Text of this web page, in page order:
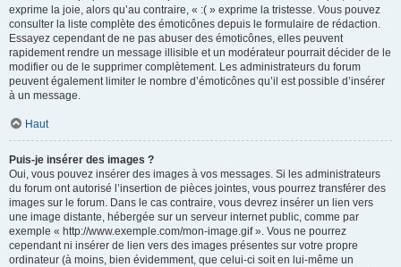
exprime la joie, alors qu’au contraire, « :( » exprime la tristesse. Vous pouvez
consulter la liste complète des émoticônes depuis le formulaire de rédaction.
Essayez cependant de ne pas abuser des émoticônes, elles peuvent
rapidement rendre un message illisible et un modérateur pourrait décider de le
modifier ou de le supprimer complètement. Les administrateurs du forum
peuvent également limiter le nombre d’émoticônes qu’il est possible d’insérer
à un message.
Haut
Puis-je insérer des images ?
Oui, vous pouvez insérer des images à vos messages. Si les administrateurs
du forum ont autorisé l’insertion de pièces jointes, vous pourrez transférer des
images sur le forum. Dans le cas contraire, vous devrez insérer un lien vers
une image distante, hébergée sur un serveur internet public, comme par
exemple « http://www.exemple.com/mon-image.gif ». Vous ne pourrez
cependant ni insérer de lien vers des images présentes sur votre propre
ordinateur (à moins, bien évidemment, que celui-ci soit en lui-même un